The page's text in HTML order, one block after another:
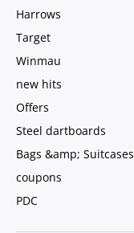
Harrows
Target
Winmau
new hits
Offers
Steel dartboards
Bags &amp; Suitcases
coupons
PDC